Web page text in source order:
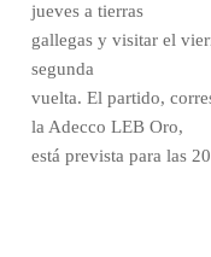
jueves a tierras
gallegas y visitar el
segunda
vuelta. El partido,
la Adecco LEB Oro,
está prevista para las